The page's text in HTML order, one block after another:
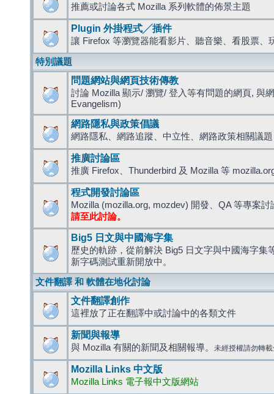
推薦或討論各式 Mozilla 系列軟體的佈景主題
Plugin 外掛程式╱插件
讓 Firefox 等瀏覽器能看影片、聽音樂、看股票、
特別議題
問題網站與網頁技術傳教
討論 Mozilla 顯示/ 瀏覽/ 登入等有問題的網頁, 與
Evangelism)
網路隱私與政策倡議
網路隱私、網路追蹤、中立性、網路政策相關議題
推廣討論區
推廣 Firefox、Thunderbird 及 Mozilla 等
程式開發討論區
Mozilla (mozilla.org, mozdev) 開發、QA 等專案討
請至此討論。
Big5 日文與中國海字集
歷史的軌跡，從前解決 Big5 日文字與中國海字集
新字碼測試重新開放中。
文件翻譯 和 軟體在地化討論
文件翻譯創作
這裡放了正在翻譯中或討論中的各類文件
新聞與報導
與 Mozilla 有關的新聞及相關報導。 未經授權請勿轉
Mozilla Links 中文版
Mozilla Links 電子報中文版網站